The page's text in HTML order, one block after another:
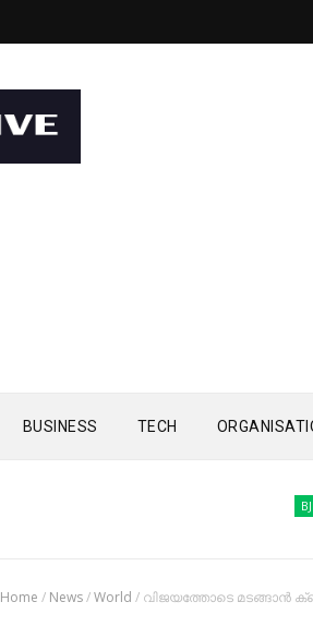
BUSINESS TECH
Home / News/World / വിജയത്തോടെ മടങ്ങാന്‍